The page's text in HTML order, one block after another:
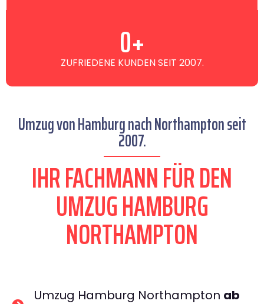
ZUFRIEDENE KUNDEN SEIT 2007.
0+
Umzug von Hamburg nach Northampton seit
2007.
IHR FACHMANN FÜR DEN
UMZUG HAMBURG
NORTHAMPTON
Umzug Hamburg Northampton ab